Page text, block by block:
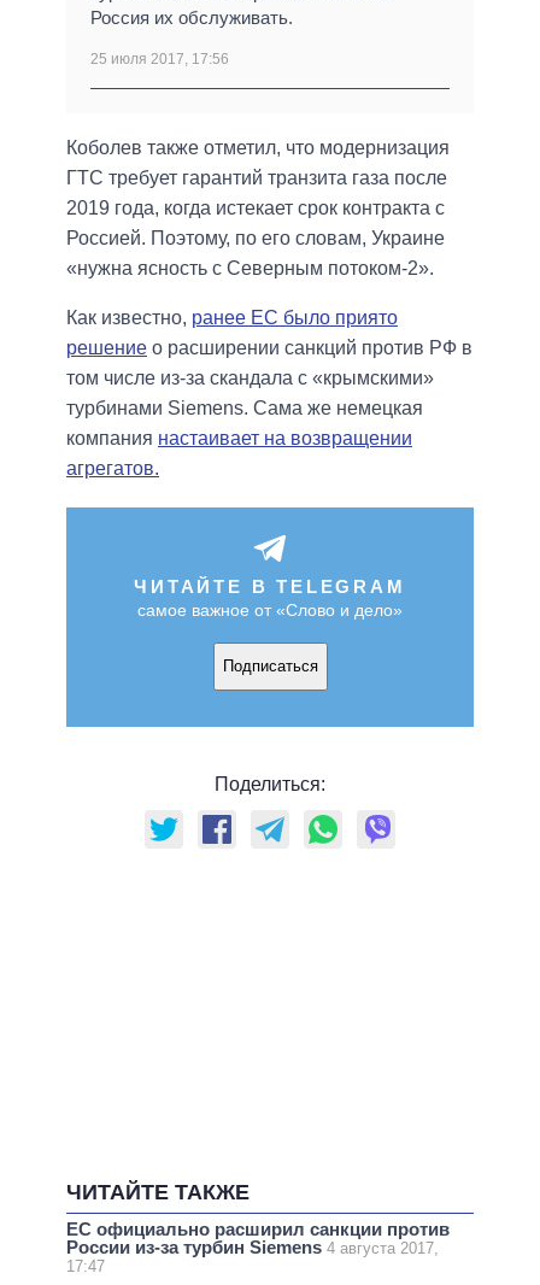
Россия их обслуживать.
25 июля 2017, 17:56
Коболев также отметил, что модернизация
ГТС требует гарантий транзита газа после
2019 года, когда истекает срок контракта с
Россией. Поэтому, по его словам, Украине
«нужна ясность с Северным потоком-2».
Как известно, ранее ЕС было приято
решение о расширении санкций против РФ в
том числе из-за скандала с «крымскими»
турбинами Siemens. Сама же немецкая
компания настаивает на возвращении
агрегатов.
ЧИТАЙТЕ В TELEGRAM
самое важное от «Слово и дело»
Подписаться
Поделиться:
ЧИТАЙТЕ ТАКЖЕ
ЕС официально расширил санкции против
России из-за турбин Siemens 4 августа 2017,
17:47